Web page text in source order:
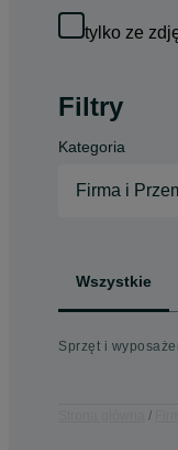
tylko ze
Filtry
Kategoria
Firma i
Wszystkie
Sprzęt i